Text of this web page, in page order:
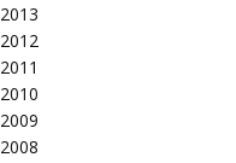
2013
2012
2011
2010
2009
2008